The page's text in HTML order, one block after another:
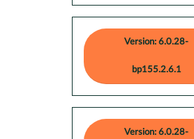
Version: 6.0.28-
bp155.2.6.1
Version: 6.0.28-